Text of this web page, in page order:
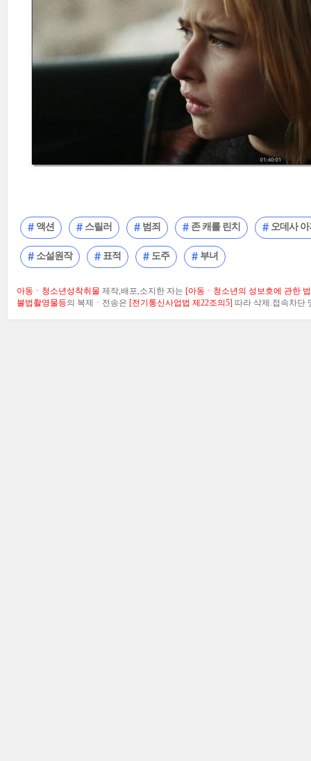
액션 스릴러 범죄 존 캐롤 린치 오데사
소설원작 표적 도주 부녀
아동ㆍ청소년성착취물 제작,배포,소지한 자는 [아동ㆍ청소년의 성보호에 관한
불법촬영물등의 복제ㆍ전송은 [전기통신사업법 제22조의5] 따라 삭제.접속차단